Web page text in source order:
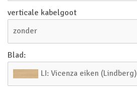
verticale kabelgoot
zonder
Blad:
LI: Vicenza eiken (Lindberg)